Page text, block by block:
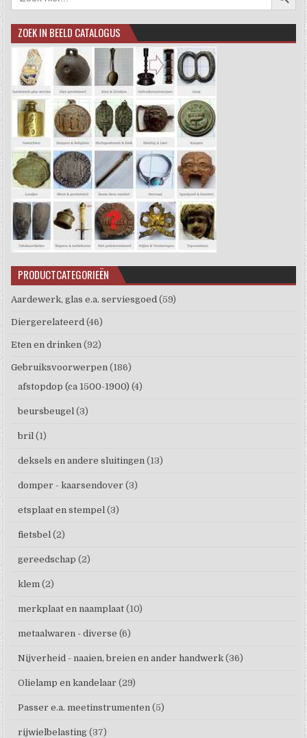
ZOEK IN BEELD CATALOGUS
PRODUCTCATEGORIEËN
Aardewerk, glas e.a. serviesgoed (59)
Diergerelateerd (46)
Eten en drinken (92)
Gebruiksvoorwerpen (186)
afstopdop (ca 1500-1900) (4)
beursbeugel (3)
bril (1)
deksels en andere sluitingen (13)
domper - kaarsendover (3)
etsplaat en stempel (3)
fietsbel (2)
gereedschap (2)
klem (2)
merkplaat en naamplaat (10)
metaalwaren - diverse (6)
Nijverheid - naaien, breien en ander handwerk (36)
Olielamp en kandelaar (29)
Passer e.a. meetinstrumenten (5)
rijwielbelasting (37)